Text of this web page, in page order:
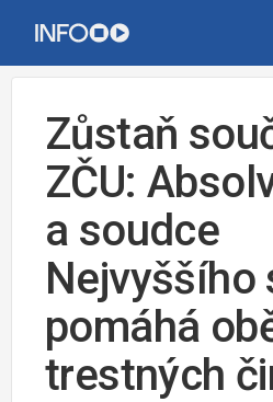
Zůstaň
ZČU:
a soudce
Nejvyššího
pomáhá
trestných